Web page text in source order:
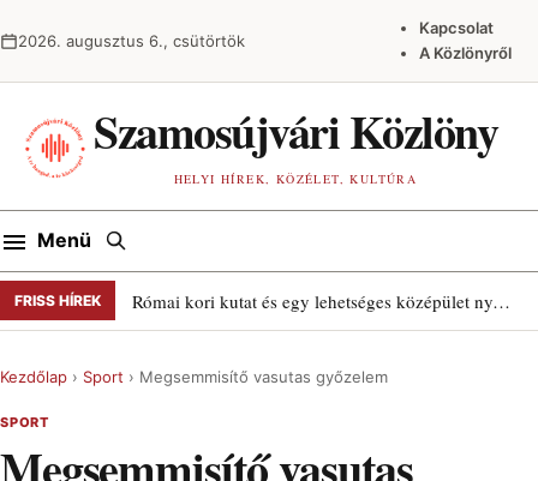
2026. augusztus 6., csütörtök
Kapcsolat
A Közlönyről
Szamosújvári Közlöny
HELYI HÍREK, KÖZÉLET, KULTÚRA
Menü Keresés
FRISS HÍREK Római kori kutat és egy lehetséges középület nyomait találták Szamosújváron
Kezdőlap › Sport › Megsemmisítő vasutas győzelem
SPORT